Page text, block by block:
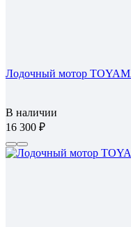
Лодочный мотор
В наличии
16 300